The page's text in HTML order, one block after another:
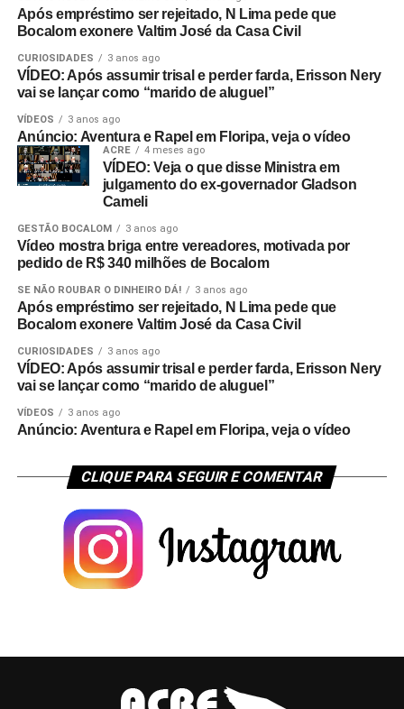
Após empréstimo ser rejeitado, N Lima pede que
Bocalom exonere Valtim José da Casa Civil
CURIOSIDADES 3 anos ago
VÍDEO: Após assumir trisal e perder farda, Erisson Nery
vai se lançar como “marido de aluguel”
VÍDEOS 3 anos ago
Anúncio: Aventura e Rapel em Floripa, veja o vídeo
ACRE 4 meses ago
VÍDEO: Veja o que disse Ministra em
julgamento do ex-governador Gladson
Cameli
GESTÃO BOCALOM 3 anos ago
Vídeo mostra briga entre vereadores, motivada por
pedido de R$ 340 milhões de Bocalom
SE NÃO ROUBAR O DINHEIRO DÁ! 3 anos ago
Após empréstimo ser rejeitado, N Lima pede que
Bocalom exonere Valtim José da Casa Civil
CURIOSIDADES 3 anos ago
VÍDEO: Após assumir trisal e perder farda, Erisson Nery
vai se lançar como “marido de aluguel”
VÍDEOS 3 anos ago
Anúncio: Aventura e Rapel em Floripa, veja o vídeo
CLIQUE PARA SEGUIR E COMENTAR